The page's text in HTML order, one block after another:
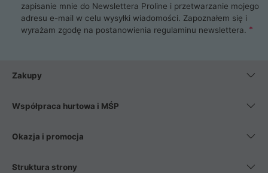
zapisanie mnie do Newslettera Proline i przetwarzanie mojego
adresu e-mail w celu wysyłki wiadomości. Zapoznałem się i
wyrażam zgodę na postanowienia regulaminu newslettera.
Zakupy
Współpraca hurtowa i MŚP
Okazja i promocja
Struktura strony